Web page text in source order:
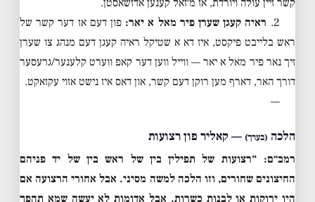
2. ראיה קעגן שערן פיר מאל א יאר: פון דעם אז דער קשר של
ראש בלייבט פיקסט, איז דא א שטיקל ראיה קעגן דעם מנהג צו שערן
זיך נאר פיר מאל א יאר — ווייל ווען דער קאפ ווערט קלענער/גרעסער
דורך האר, דארף מען רוקן דעם קשר, און דאס איז נישט אזוי עקזאקט.
—
הלכה (בערך) — קאליר פון רצועות
רמב״ם: “רצועות של תפילין בין של ראש בין של יד פניהם
החיצונים שחורים, וזו הלכה למשה מסיני. אבל אחורי הרצועה אם
היו ירוקות או לבנות כשרות. אבל אדומות לא יעשה שמא תהפך